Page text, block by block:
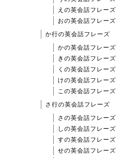
えの英会話フレーズ
おの英会話フレーズ
か行の英会話フレーズ
かの英会話フレーズ
きの英会話フレーズ
くの英会話フレーズ
けの英会話フレーズ
この英会話フレーズ
さ行の英会話フレーズ
さの英会話フレーズ
しの英会話フレーズ
すの英会話フレーズ
せの英会話フレーズ